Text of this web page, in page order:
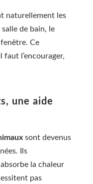
naturellement les
de bain, le
Ce
l’encourager,
une aide
sont devenus
Ils
la chaleur
pas